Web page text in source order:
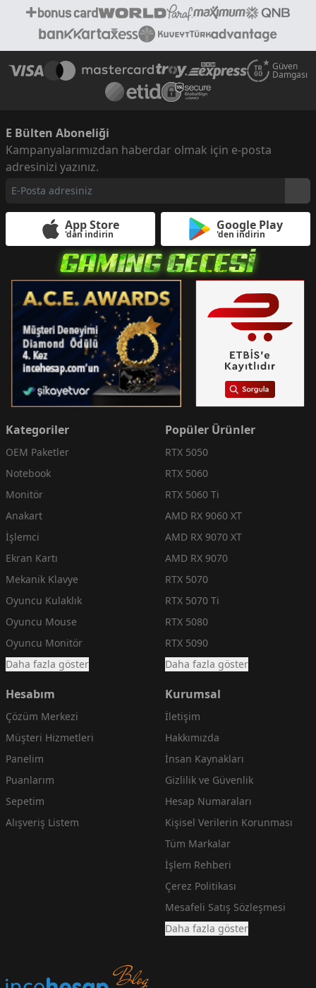
Güven
Damgası
E Bülten Aboneliği
Kampanyalarımızdan haberdar olmak için e-posta
adresinizi yazınız.
App Store
'dan indirin
Google Play
'den indirin
Kategoriler
OEM Paketler
Notebook
Monitör
Anakart
İşlemci
Ekran Kartı
Mekanik Klavye
Oyuncu Kulaklık
Oyuncu Mouse
Oyuncu Monitör
Daha fazla göster
Popüler Ürünler
RTX 5050
RTX 5060
RTX 5060 Ti
AMD RX 9060 XT
AMD RX 9070 XT
AMD RX 9070
RTX 5070
RTX 5070 Ti
RTX 5080
RTX 5090
Daha fazla göster
Hesabım
Çözüm Merkezi
Müşteri Hizmetleri
Panelim
Puanlarım
Sepetim
Alışveriş Listem
Kurumsal
İletişim
Hakkımızda
İnsan Kaynakları
Gizlilik ve Güvenlik
Hesap Numaraları
Kişisel Verilerin Korunması
Tüm Markalar
İşlem Rehberi
Çerez Politikası
Mesafeli Satış Sözleşmesi
Daha fazla göster